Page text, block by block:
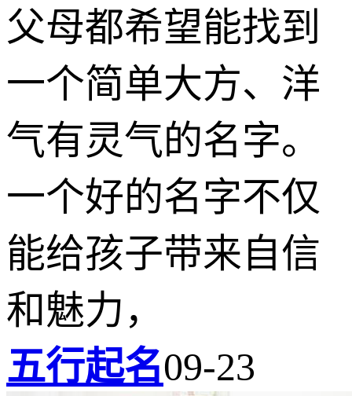
父母都希望能找到
一个简单大方、洋
气有灵气的名字。
一个好的名字不仅
能给孩子带来自信
和魅力，
五行起名09-23